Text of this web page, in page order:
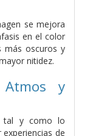
se mejora
en el color
más oscuros y
nitidez.
Atmos y
tal y como lo
de